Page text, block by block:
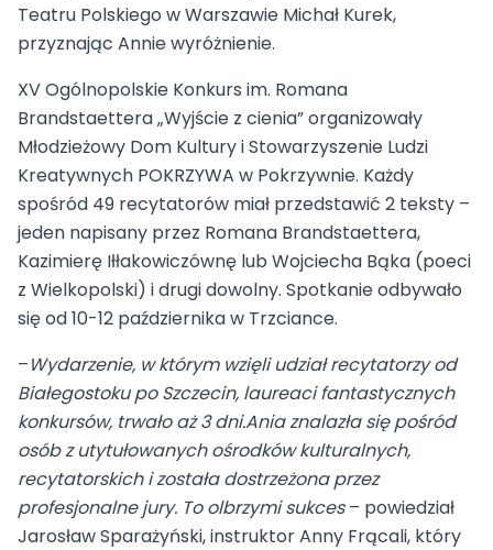
Teatru Polskiego w Warszawie Michał Kurek,
przyznając Annie wyróżnienie.
XV Ogólnopolskie Konkurs im. Romana
Brandstaettera „Wyjście z cienia” organizowały
Młodzieżowy Dom Kultury i Stowarzyszenie Ludzi
Kreatywnych POKRZYWA w Pokrzywnie. Każdy
spośród 49 recytatorów miał przedstawić 2 teksty –
jeden napisany przez Romana Brandstaettera,
Kazimierę Iłłakowiczównę lub Wojciecha Bąka (poeci
z Wielkopolski) i drugi dowolny. Spotkanie odbywało
się od 10-12 października w Trzciance.
–Wydarzenie, w którym wzięli udział recytatorzy od
Białegostoku po Szczecin, laureaci fantastycznych
konkursów, trwało aż 3 dni.Ania znalazła się pośród
osób z utytułowanych ośrodków kulturalnych,
recytatorskich i została dostrzeżona przez
profesjonalne jury. To olbrzymi sukces– powiedział
Jarosław Sparażyński, instruktor Anny Frącali, który